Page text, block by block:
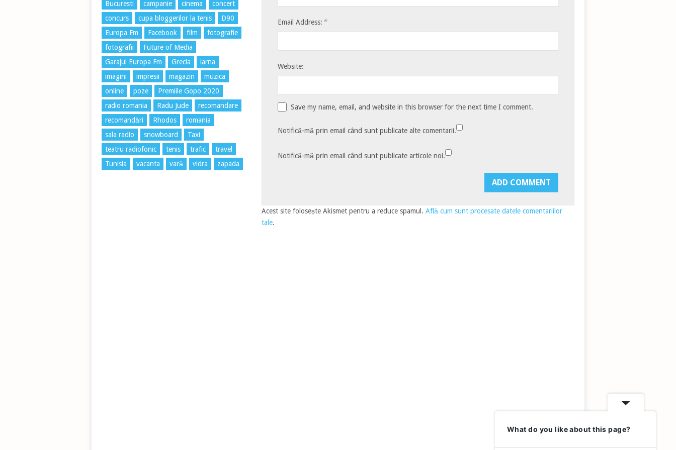
Email Address: *
Website:
Save my name, email, and website in this browser for the next time I comment.
Notifică-mă prin email când sunt publicate alte comentarii.
Notifică-mă prin email când sunt publicate articole noi.
Acest site folosește Akismet pentru a reduce spamul. Află cum sunt procesate datele comentariilor
tale.
Bucuresti
campanie cinema
concert
concurs
cupa bloggerilor la tenis
D90
Europa Fm
Facebook film
fotografie
fotografii
Future of Media
Garajul Europa Fm
Grecia
iarna
imagini
impresii magazin
muzica
online
poze
Premiile Gopo 2020
radio romania
Radu Jude
recomandare
recomandări
Rhodos
romania
sala radio
snowboard
Taxi
teatru radiofonic
tenis trafic
travel
Tunisia
vacanta vară vidra zapada
What do you like about this page?